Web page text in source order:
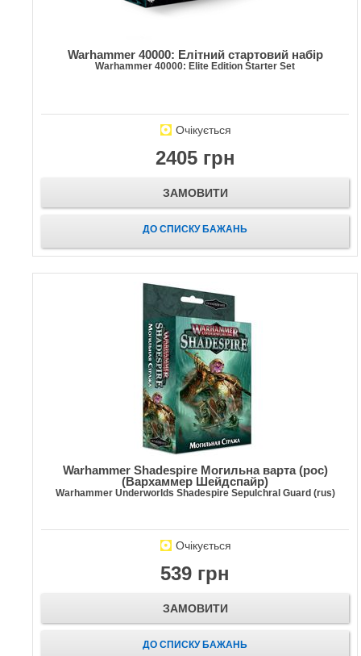
Warhammer 40000: Елітний стартовий набір
Warhammer 40000: Elite Edition Starter Set
Очікується
2405 грн
ЗАМОВИТИ
ДО СПИСКУ БАЖАНЬ
Warhammer Shadespire Могильна варта (рос)
(Вархаммер Шейдспайр)
Warhammer Underworlds Shadespire Sepulchral Guard (rus)
Очікується
539 грн
ЗАМОВИТИ
ДО СПИСКУ БАЖАНЬ